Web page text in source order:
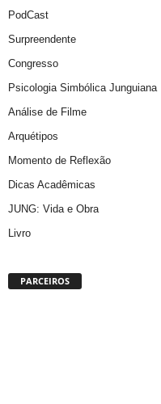
PodCast
Surpreendente
Congresso
Psicologia Simbólica Junguiana
Análise de Filme
Arquétipos
Momento de Reflexão
Dicas Acadêmicas
JUNG: Vida e Obra
Livro
PARCEIROS